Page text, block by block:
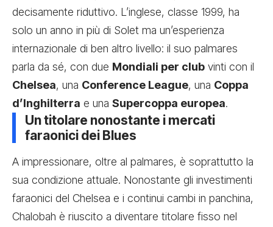
decisamente riduttivo. L’inglese, classe 1999, ha
solo un anno in più di Solet ma un’esperienza
internazionale di ben altro livello: il suo palmares
parla da sé, con due Mondiali per club vinti con il
Chelsea, una Conference League, una Coppa
d’Inghilterra e una Supercoppa europea.
Un titolare nonostante i mercati
faraonici dei Blues
A impressionare, oltre al palmares, è soprattutto la
sua condizione attuale. Nonostante gli investimenti
faraonici del Chelsea e i continui cambi in panchina,
Chalobah è riuscito a diventare titolare fisso nel